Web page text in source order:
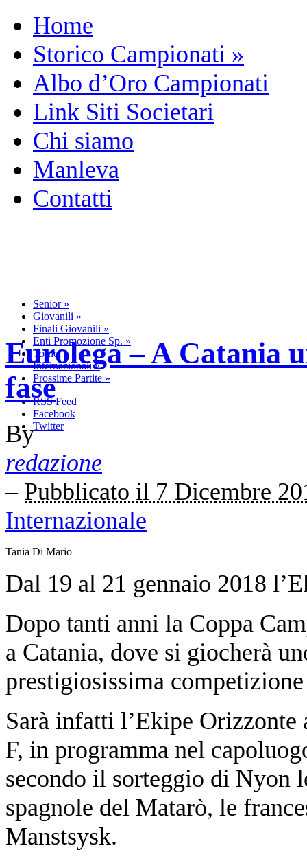
Home
Storico Campionati »
Albo d’Oro Campionati
Link Siti Societari
Chi siamo
Manleva
Contatti
Senior»
Giovanili »
Finali Giovanili »
Enti Promozione Sp. »
Tornei»
Internazionali»
Prossime Partite »
RSS Feed
Facebook
Twitter
Eurolega – A Catania
fase
By
redazione
– Pubblicato il 7 Dicembre
Internazionale
Tania Di Mario
Dal 19 al 21 gennaio 2018
Dopo tanti anni la Coppa
a Catania, dove si giocherà
prestigiosissima
Sarà infatti l’Ekipe Orizzonte
F, in programma nel
secondo il sorteggio di Nyon
spagnole del Matarò, le
Manstsysk.